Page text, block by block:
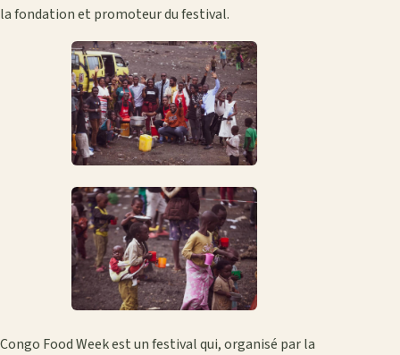
la fondation et promoteur du festival.
Congo Food Week est un festival qui, organisé par la